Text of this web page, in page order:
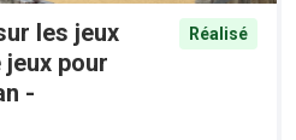
les jeux
jeux pour
-
Réalisé